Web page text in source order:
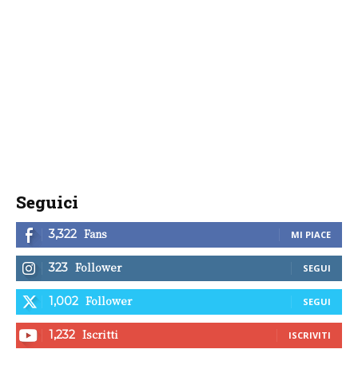
Seguici
3,322 Fans MI PIACE
323 Follower SEGUI
1,002 Follower SEGUI
1,232 Iscritti ISCRIVITI